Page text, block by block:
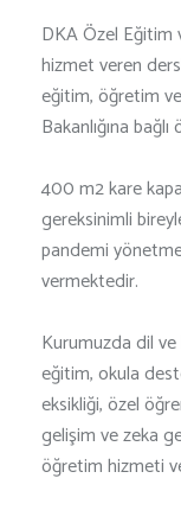
DKA Özel Eğitim
hizmet veren
eğitim, öğretim
Bakanlığına
400 m2 kare
gereksinimli
pandemi
vermektedir.
Kurumuzda dil
eğitim, okula
eksikliği, özel
gelişim ve zeka
öğretim hizmeti